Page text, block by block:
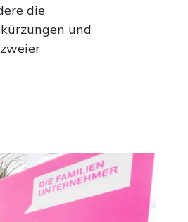
die
und